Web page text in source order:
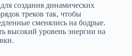
создания динамических
треков так, чтобы
сменялись на бодрые.
высокий уровень энергии на